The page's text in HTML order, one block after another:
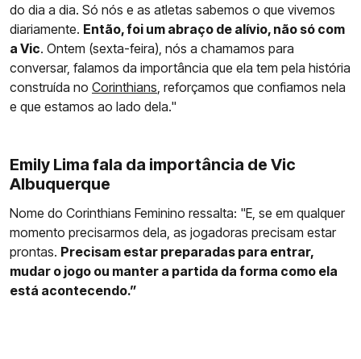
do dia a dia. Só nós e as atletas sabemos o que vivemos
diariamente. Então, foi um abraço de alívio, não só com
a Vic. Ontem (sexta-feira), nós a chamamos para
conversar, falamos da importância que ela tem pela história
construída no Corinthians, reforçamos que confiamos nela
e que estamos ao lado dela."
Emily Lima fala da importância de Vic
Albuquerque
Nome do Corinthians Feminino ressalta: "E, se em qualquer
momento precisarmos dela, as jogadoras precisam estar
prontas. Precisam estar preparadas para entrar,
mudar o jogo ou manter a partida da forma como ela
está acontecendo.”